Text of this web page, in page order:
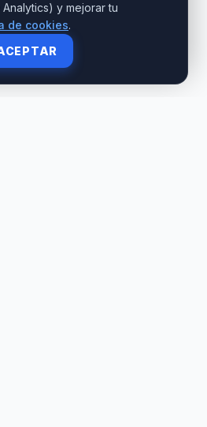
y mejorar tu
de cookies.